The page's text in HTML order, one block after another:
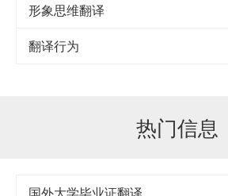
形象思维翻译
翻译行为
热门信息